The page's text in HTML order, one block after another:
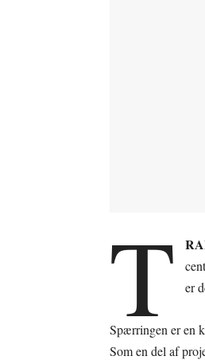
T
er
Spærringen er en
Som en del af